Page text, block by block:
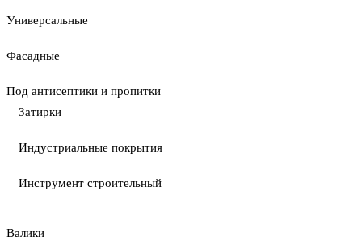
Универсальные
Фасадные
Под антисептики и пропитки
Затирки
Индустриальные покрытия
Инструмент строительный
Валики